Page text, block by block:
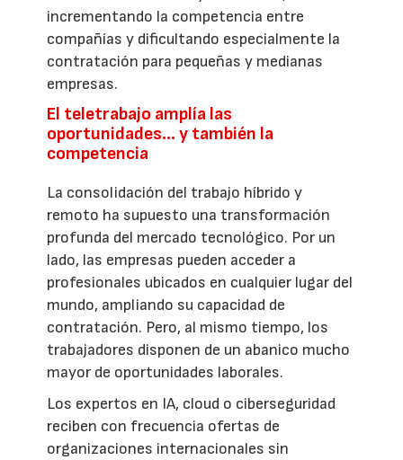
incrementando la competencia entre
compañías y dificultando especialmente la
contratación para pequeñas y medianas
empresas.
El teletrabajo amplía las
oportunidades… y también la
competencia
La consolidación del trabajo híbrido y
remoto ha supuesto una transformación
profunda del mercado tecnológico. Por un
lado, las empresas pueden acceder a
profesionales ubicados en cualquier lugar del
mundo, ampliando su capacidad de
contratación. Pero, al mismo tiempo, los
trabajadores disponen de un abanico mucho
mayor de oportunidades laborales.
Los expertos en IA, cloud o ciberseguridad
reciben con frecuencia ofertas de
organizaciones internacionales sin